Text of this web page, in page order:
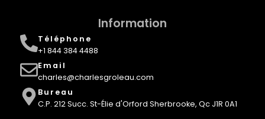
Information
Téléphone
+1 844 384 4488
Email
charles@charlesgroleau.com
Bureau
C.P. 212 Succ. St-Élie d'Orford Sherbrooke, Qc J1R 0A1